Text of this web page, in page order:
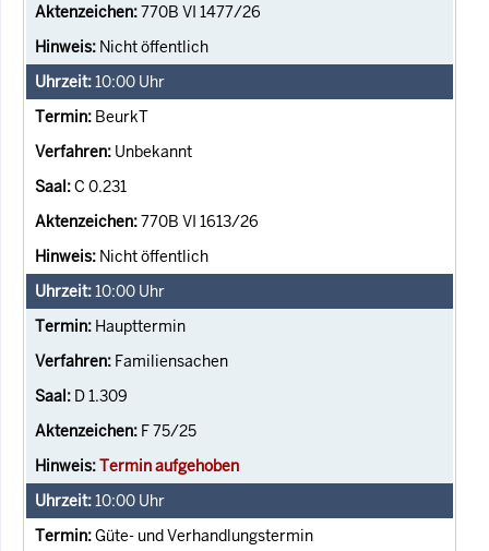
770B VI 1477/26
Nicht öffentlich
10:00 Uhr
BeurkT
Unbekannt
C 0.231
770B VI 1613/26
Nicht öffentlich
10:00 Uhr
Haupttermin
Familiensachen
D 1.309
F 75/25
Termin aufgehoben
10:00 Uhr
Güte- und Verhandlungstermin